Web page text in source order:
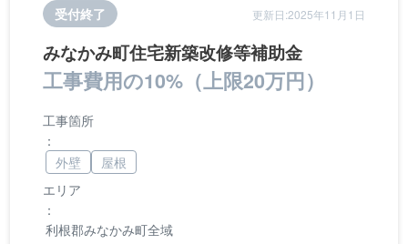
受付終了 更新日:2025年11月1日
みなかみ町住宅新築改修等補助金
工事費用の10%（上限20万円）
エリア
：
利根郡みなかみ町全域
工事箇所
：
外壁
屋根